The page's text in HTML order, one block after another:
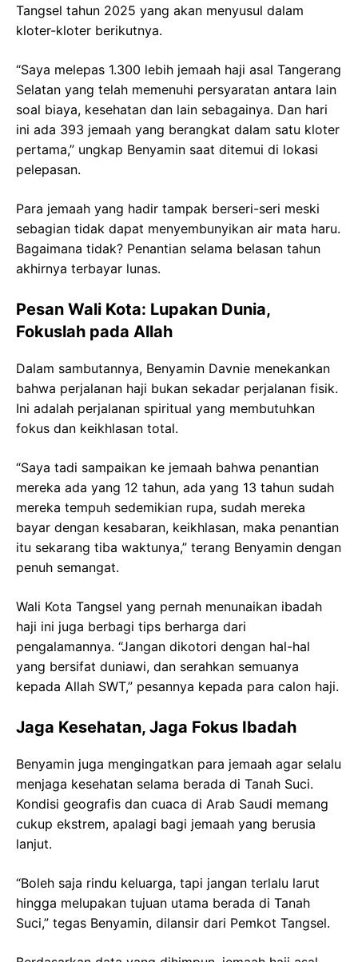
Tangsel tahun 2025 yang akan menyusul dalam
kloter-kloter berikutnya.
“Saya melepas 1.300 lebih jemaah haji asal Tangerang
Selatan yang telah memenuhi persyaratan antara lain
soal biaya, kesehatan dan lain sebagainya. Dan hari
ini ada 393 jemaah yang berangkat dalam satu kloter
pertama,” ungkap Benyamin saat ditemui di lokasi
pelepasan.
Para jemaah yang hadir tampak berseri-seri meski
sebagian tidak dapat menyembunyikan air mata haru.
Bagaimana tidak? Penantian selama belasan tahun
akhirnya terbayar lunas.
Pesan Wali Kota: Lupakan Dunia,
Fokuslah pada Allah
Dalam sambutannya, Benyamin Davnie menekankan
bahwa perjalanan haji bukan sekadar perjalanan fisik.
Ini adalah perjalanan spiritual yang membutuhkan
fokus dan keikhlasan total.
“Saya tadi sampaikan ke jemaah bahwa penantian
mereka ada yang 12 tahun, ada yang 13 tahun sudah
mereka tempuh sedemikian rupa, sudah mereka
bayar dengan kesabaran, keikhlasan, maka penantian
itu sekarang tiba waktunya,” terang Benyamin dengan
penuh semangat.
Wali Kota Tangsel yang pernah menunaikan ibadah
haji ini juga berbagi tips berharga dari
pengalamannya. “Jangan dikotori dengan hal-hal
yang bersifat duniawi, dan serahkan semuanya
kepada Allah SWT,” pesannya kepada para calon haji.
Jaga Kesehatan, Jaga Fokus Ibadah
Benyamin juga mengingatkan para jemaah agar selalu
menjaga kesehatan selama berada di Tanah Suci.
Kondisi geografis dan cuaca di Arab Saudi memang
cukup ekstrem, apalagi bagi jemaah yang berusia
lanjut.
“Boleh saja rindu keluarga, tapi jangan terlalu larut
hingga melupakan tujuan utama berada di Tanah
Suci,” tegas Benyamin, dilansir dari Pemkot Tangsel.